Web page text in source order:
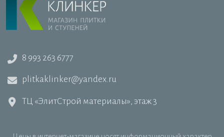
8 993 263 6777
plitkaklinker@yandex.ru
ТЦ «ЭлитСтрой материалы», этаж 3